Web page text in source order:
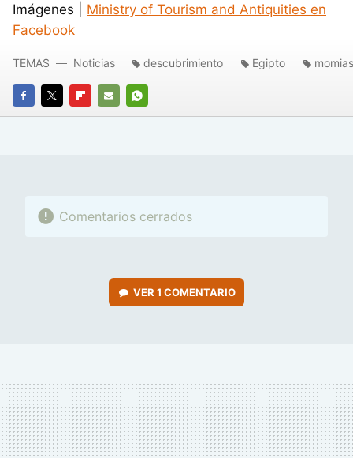
Imágenes | Ministry of Tourism and Antiquities en
Facebook
FACEBOOK
TWITTERFLIPBOARD
E-
WHATSAPP
TEMAS Noticias descubrimiento Egipto momias
Comentarios cerrados
VER 1 COMENTARIO